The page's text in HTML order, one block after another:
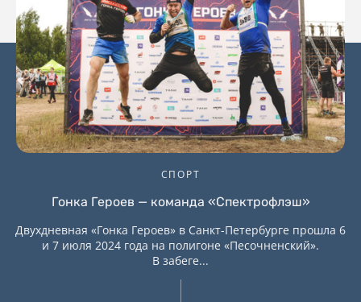
СПОРТ
Гонка Героев — команда «Спектрофлэш»
Двухдневная «Гонка Героев» в Санкт-Петербурге прошла 6
и 7 июля 2024 года на полигоне «Песочненский».
В забеге...